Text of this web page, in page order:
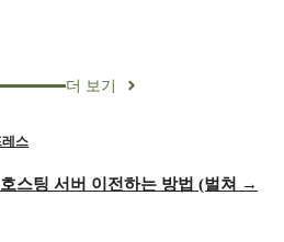
더 보기
스
스팅 서버 이전하는 방법 (벌쳐 →